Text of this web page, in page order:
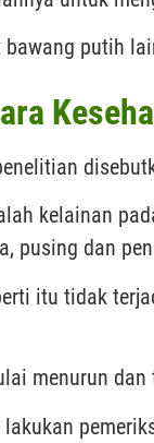
bawang putih
kelainan
pusing dan
itu tidak
menurun